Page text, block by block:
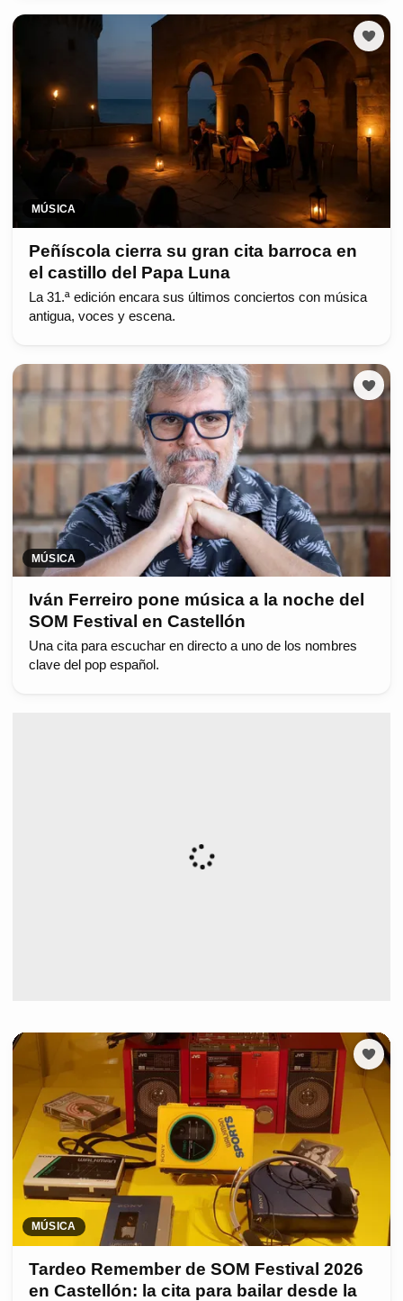
MÚSICA
Peñíscola cierra su gran cita barroca en
el castillo del Papa Luna
La 31.ª edición encara sus últimos conciertos con música
antigua, voces y escena.
MÚSICA
Iván Ferreiro pone música a la noche del
SOM Festival en Castellón
Una cita para escuchar en directo a uno de los nombres
clave del pop español.
MÚSICA
Tardeo Remember de SOM Festival 2026
en Castellón: la cita para bailar desde la